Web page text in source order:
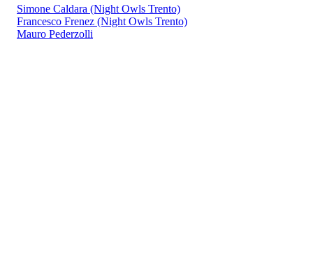
Simone Caldara (Night Owls Trento)
Francesco Frenez (Night Owls Trento)
Mauro Pederzolli